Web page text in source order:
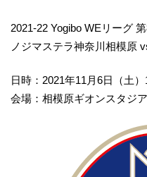
2021-22 Yogibo WEリーグ
ノジマステラ神奈川相模原
日時：2021年11月6日（土
会場：相模原ギオンスタジ